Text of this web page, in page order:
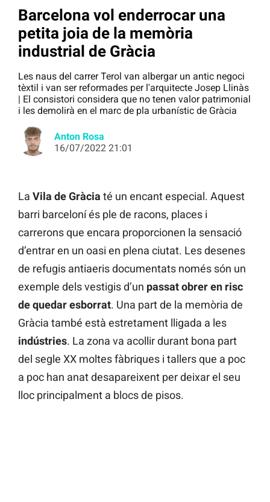
Barcelona vol enderrocar una
petita joia de la memòria
industrial de Gràcia
Les naus del carrer Terol van albergar un antic negoci
tèxtil i van ser reformades per l'arquitecte Josep Llinàs
| El consistori considera que no tenen valor patrimonial
i les demolirà en el marc de pla urbanístic de Gràcia
Anton Rosa
16/07/2022 21:01
La Vila de Gràcia té un encant especial. Aquest
barri barceloní és ple de racons, places i
carrerons que encara proporcionen la sensació
d’entrar en un oasi en plena ciutat. Les desenes
de refugis antiaeris documentats només són un
exemple dels vestigis d’un passat obrer en risc
de quedar esborrat. Una part de la memòria de
Gràcia també està estretament lligada a les
indústries. La zona va acollir durant bona part
del segle XX moltes fàbriques i tallers que a poc
a poc han anat desapareixent per deixar el seu
lloc principalment a blocs de pisos.